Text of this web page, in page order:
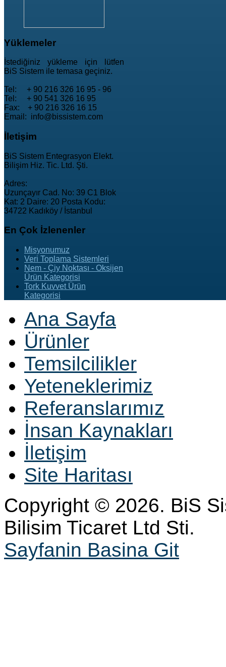
Yüklemeler
İstediğiniz yükleme için lütfen
BiS Sistem ile temasa geçiniz.
Tel: + 90 216 326 16 95 - 96
Tel: + 90 541 326 16 95
Fax: + 90 216 326 16 15
Email: info@bissistem.com
İletişim
BiS Sistem Entegrasyon Elekt.
Bilişim Hiz. Tic. Ltd. Şti.
Adres:
Uzunçayır Cad. No: 39 C1 Blok
Kat: 2 Daire: 20 Posta Kodu:
34722 Kadıköy / İstanbul
En Çok İzlenenler
Misyonumuz
Veri Toplama Sistemleri
Nem - Çiy Noktası - Oksijen
Ürün Kategorisi
Tork Kuvvet Ürün
Kategorisi
Ana Sayfa
Ürünler
Temsilcilikler
Yeteneklerimiz
Referanslarımız
İnsan Kaynakları
İletişim
Site Haritası
Copyright © 2026. BiS
Bilisim Ticaret Ltd Sti.
Sayfanin Basina Git